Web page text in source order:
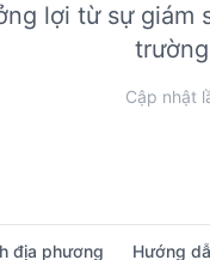
lợi từ sự giám
Cập nhật
địa phương Hướng